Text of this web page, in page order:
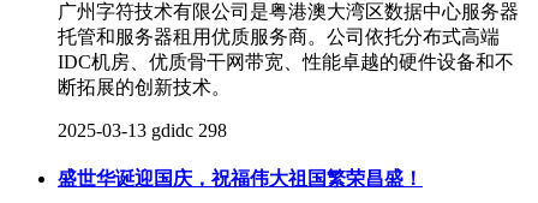
广州字符技术有限公司是粤港澳大湾区数据中心服务器
托管和服务器租用优质服务商。公司依托分布式高端
IDC机房、优质骨干网带宽、性能卓越的硬件设备和不
断拓展的创新技术。
2025-03-13 gdidc 298
盛世华诞迎国庆，祝福伟大祖国繁荣昌盛！